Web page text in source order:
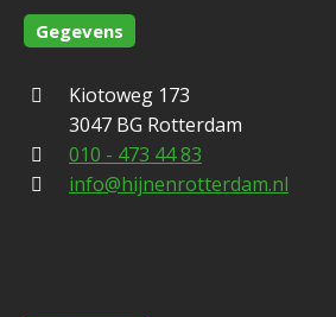
Gegevens
Kiotoweg 173
3047 BG Rotterdam
010 - 473 44 83
info@hijnenrotterdam.nl